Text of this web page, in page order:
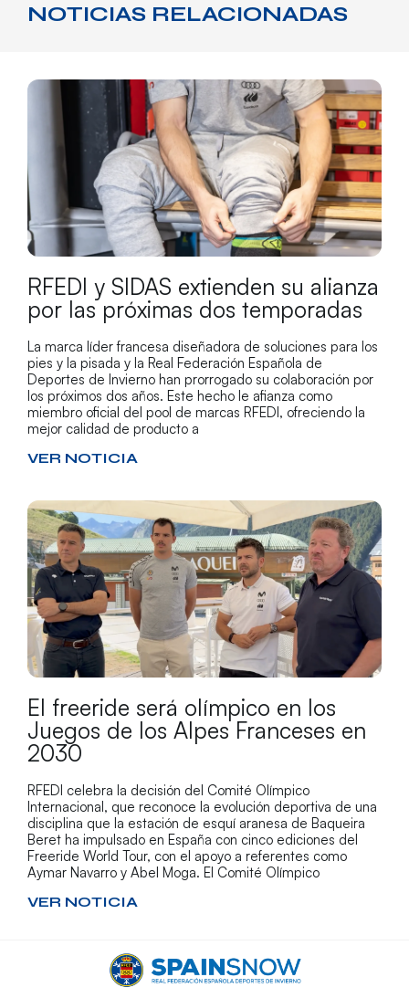
NOTICIAS RELACIONADAS
RFEDI y SIDAS extienden su alianza
por las próximas dos temporadas
La marca líder francesa diseñadora de soluciones para los
pies y la pisada y la Real Federación Española de
Deportes de Invierno han prorrogado su colaboración por
los próximos dos años. Este hecho le afianza como
miembro oficial del pool de marcas RFEDI, ofreciendo la
mejor calidad de producto a
VER NOTICIA
El freeride será olímpico en los
Juegos de los Alpes Franceses en
2030
RFEDI celebra la decisión del Comité Olímpico
Internacional, que reconoce la evolución deportiva de una
disciplina que la estación de esquí aranesa de Baqueira
Beret ha impulsado en España con cinco ediciones del
Freeride World Tour, con el apoyo a referentes como
Aymar Navarro y Abel Moga. El Comité Olímpico
VER NOTICIA